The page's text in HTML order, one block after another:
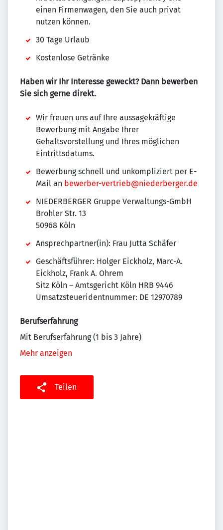
einen Firmenwagen, den Sie auch privat
nutzen können.
30 Tage Urlaub
Kostenlose Getränke
Haben wir Ihr Interesse geweckt? Dann bewerben
Sie sich gerne direkt.
Wir freuen uns auf Ihre aussagekräftige
Bewerbung mit Angabe Ihrer
Gehaltsvorstellung und Ihres möglichen
Eintrittsdatums.
Bewerbung schnell und unkompliziert per E-
Mail an bewerber-vertrieb@niederberger.de
NIEDERBERGER Gruppe Verwaltungs-GmbH
Brohler Str. 13
50968 Köln
Ansprechpartner(in): Frau Jutta Schäfer
Geschäftsführer: Holger Eickholz, Marc-A.
Eickholz, Frank A. Ohrem
Sitz Köln – Amtsgericht Köln HRB 9446
Umsatzsteueridentnummer: DE 12970789
Berufserfahrung
Mit Berufserfahrung (1 bis 3 Jahre)
Mehr anzeigen
Teilen